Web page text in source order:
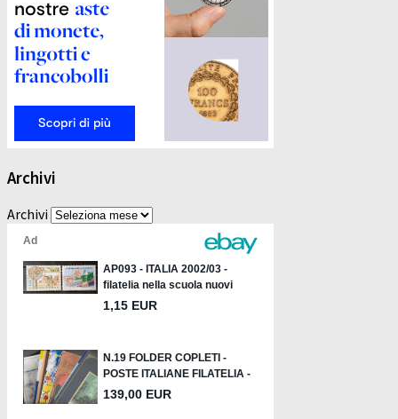
Archivi
Archivi